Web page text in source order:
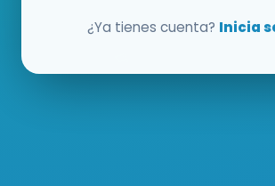
¿Ya tienes cuenta? Inicia